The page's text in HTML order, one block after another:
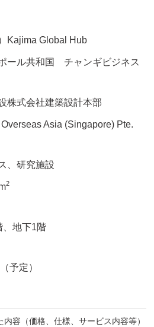
Global Hub
ル共和国 チャンギビジネス
式会社建築設計本部
Asia (Singapore) Pte.
研究施設
2
地下1階
定）
容（価格、仕様、サービス内容等）